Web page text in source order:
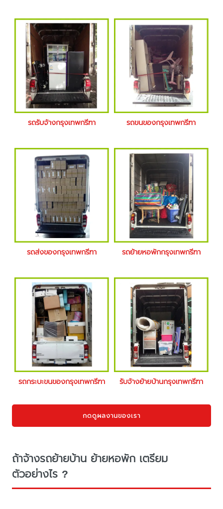
รถรับจ้างกรุงเทพกรีฑา รถขนของกรุงเทพกรีฑา
รถส่งของกรุงเทพกรีฑา รถย้ายหอพักกรุงเทพกรีฑา
รถกระบะขนของกรุงเทพกรีฑา รับจ้างย้ายบ้านกรุงเทพกรีฑา
กดดูผลงานของเรา
ถ้าจ้างรถย้ายบ้าน ย้ายหอพัก เตรียม
ตัวอย่างไร ?